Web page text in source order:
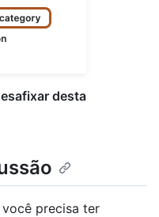
desta
precisa ter